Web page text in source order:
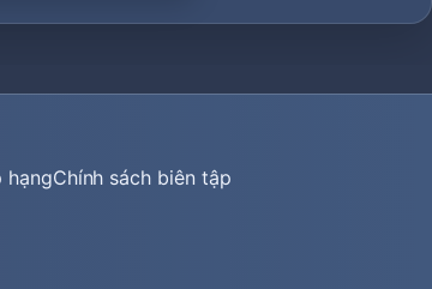
hạngChính sách biên tập